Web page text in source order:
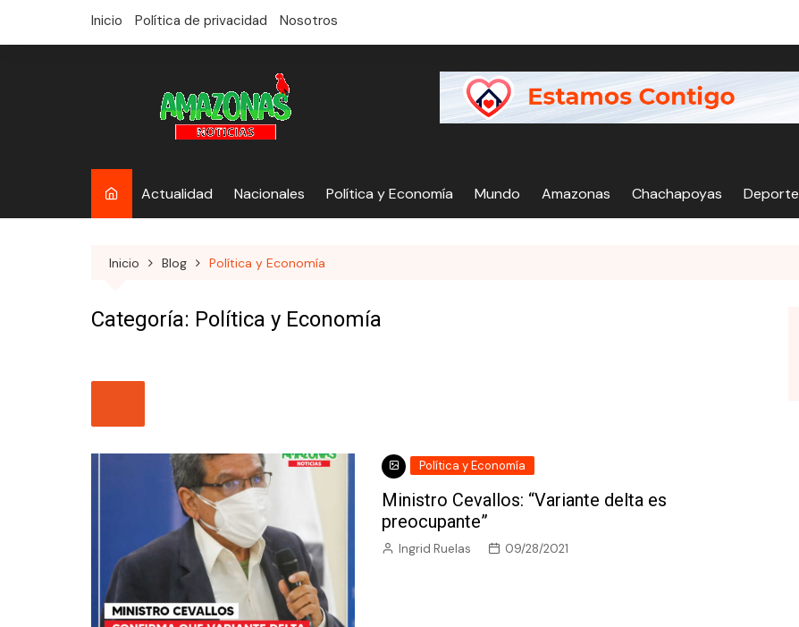
Inicio Política de privacidad Nosotros
Actualidad Nacionales Política y Economía Mundo Amazonas Chachapoyas Deporte
Inicio Blog Política y Economía
Categoría: Política y Economía
Política y Economía
Ministro Cevallos: “Variante delta es
preocupante”
Ingrid Ruelas 09/28/2021